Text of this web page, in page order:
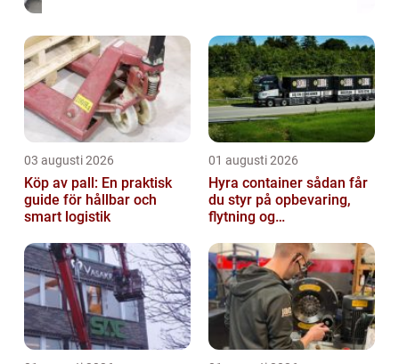
03 augusti 2026
Köp av pall: En praktisk
guide för hållbar och
smart logistik
01 augusti 2026
Hyra container sådan får
du styr på opbevaring,
flytning og